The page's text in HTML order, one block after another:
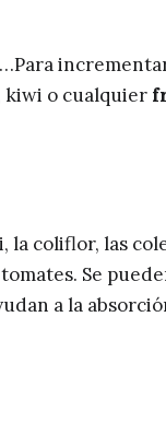
kiwi o cualquier
la coliflor, las
Se
a la